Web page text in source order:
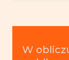
W